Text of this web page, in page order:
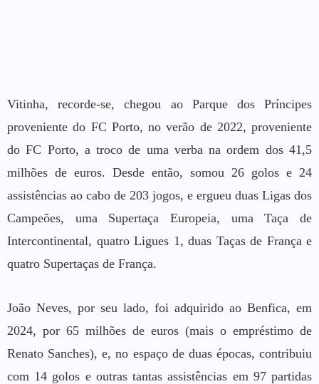
Vitinha, recorde-se, chegou ao Parque dos Príncipes
proveniente do FC Porto, no verão de 2022, proveniente
do FC Porto, a troco de uma verba na ordem dos 41,5
milhões de euros. Desde então, somou 26 golos e 24
assistências ao cabo de 203 jogos, e ergueu duas Ligas dos
Campeões, uma Supertaça Europeia, uma Taça de
Intercontinental, quatro Ligues 1, duas Taças de França e
quatro Supertaças de França.
João Neves, por seu lado, foi adquirido ao Benfica, em
2024, por 65 milhões de euros (mais o empréstimo de
Renato Sanches), e, no espaço de duas épocas, contribuiu
com 14 golos e outras tantas assistências em 97 partidas